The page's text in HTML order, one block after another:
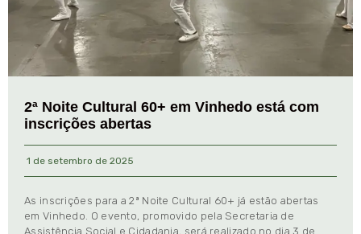
2ª Noite Cultural 60+ em Vinhedo está com
inscrições abertas
1 de setembro de 2025
As inscrições para a 2ª Noite Cultural 60+ já estão abertas
em Vinhedo. O evento, promovido pela Secretaria de
Assistência Social e Cidadania, será realizado no dia 3 de